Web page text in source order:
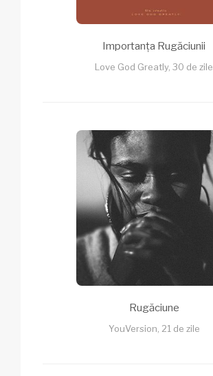
Importanța Rugăciunii
Love God Greatly, 30 de zile
Rugăciune
YouVersion, 21 de zile